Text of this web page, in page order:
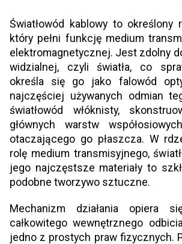
Światłowód kablowy to określony
który pełni funkcję medium
elektromagnetycznej. Jest zdolny
widzialnej, czyli światła, co
określa się go jako falowód
najczęściej używanych odmian
światłowód włóknisty,
głównych warstw
otaczającego go płaszcza. W
rolę medium transmisyjnego,
jego najczęstsze materiały to
podobne tworzywo sztuczne.
Mechanizm działania opiera
całkowitego wewnętrznego
jedno z prostych praw fizycznych.